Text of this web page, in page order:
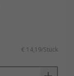
€ 14,19/Stück